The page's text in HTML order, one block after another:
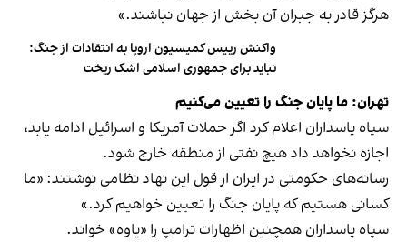
هرگز قادر به جبران آن بخش از جهان نباشند.»
واکنش رییس کمیسیون اروپا به انتقادات از جنگ:
نباید برای جمهوری اسلامی اشک ریخت
تهران: ما پایان جنگ را تعیین می‌کنیم
سپاه پاسداران اعلام کرد اگر حملات آمریکا و اسرائیل ادامه یابد،
اجازه نخواهد داد هیچ نفتی از منطقه خارج شود.
رسانه‌های حکومتی در ایران از قول این نهاد نظامی نوشتند: «ما
کسانی هستیم که پایان جنگ را تعیین خواهیم کرد.»
سپاه پاسداران همچنین اظهارات ترامپ را «یاوه» خواند.